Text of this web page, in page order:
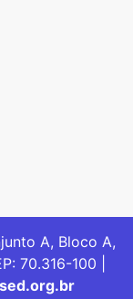
A, Bloco A,
70.316-100 |